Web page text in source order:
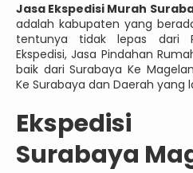
Jasa Ekspedisi Murah
adalah kabupaten yang
tentunya tidak lepas dari
Ekspedisi, Jasa Pindahan
baik dari Surabaya Ke
Ke Surabaya dan Daerah yang
Surabaya